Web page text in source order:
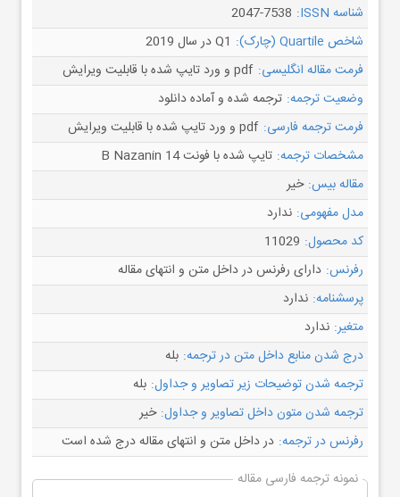
شناسه ISSN:
2047-7538
شاخص Quartile (چارک):
Q1 در سال 2019
فرمت مقاله انگلیسی: pdf و ورد تایپ شده با قابلیت ویرایش
وضعیت ترجمه: ترجمه شده و آماده دانلود
فرمت ترجمه فارسی: pdf و ورد تایپ شده با قابلیت ویرایش
مشخصات ترجمه: تایپ شده با فونت B Nazanin 14
مقاله بیس: خیر
مدل مفهومی: ندارد
کد محصول: 11029
رفرنس: دارای رفرنس در داخل متن و انتهای مقاله
پرسشنامه: ندارد
متغیر: ندارد
درج شدن منابع داخل متن در ترجمه: بله
ترجمه شدن توضیحات زیر تصاویر و جداول: بله
ترجمه شدن متون داخل تصاویر و جداول: خیر
رفرنس در ترجمه: در داخل متن و انتهای مقاله درج شده است
نمونه ترجمه فارسی مقاله